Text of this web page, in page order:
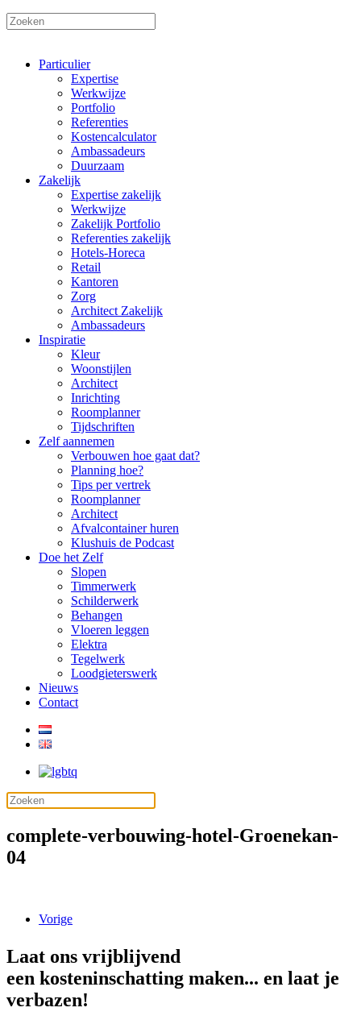
Particulier
Expertise
Werkwijze
Portfolio
Referenties
Kostencalculator
Ambassadeurs
Duurzaam
Zakelijk
Expertise zakelijk
Werkwijze
Zakelijk Portfolio
Referenties zakelijk
Hotels-Horeca
Retail
Kantoren
Zorg
Architect Zakelijk
Ambassadeurs
Inspiratie
Kleur
Woonstijlen
Architect
Inrichting
Roomplanner
Tijdschriften
Zelf aannemen
Verbouwen hoe gaat dat?
Planning hoe?
Tips per vertrek
Roomplanner
Architect
Afvalcontainer huren
Klushuis de Podcast
Doe het Zelf
Slopen
Timmerwerk
Schilderwerk
Behangen
Vloeren leggen
Elektra
Tegelwerk
Loodgieterswerk
Nieuws
Contact
complete-verbouwing-hotel-Groenekan-
04
Vorige
Laat ons vrijblijvend
een kosteninschatting maken... en laat je
verbazen!